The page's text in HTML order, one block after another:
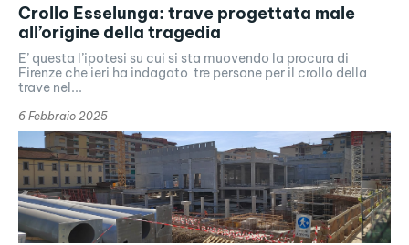
Crollo Esselunga: trave progettata male
all’origine della tragedia
E’ questa l’ipotesi su cui si sta muovendo la procura di
Firenze che ieri ha indagato tre persone per il crollo della
trave nel...
6 Febbraio 2025